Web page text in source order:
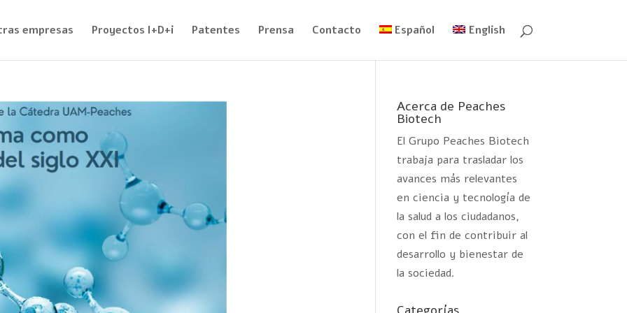
empresas Proyectos I+D+i Patentes Prensa Contacto Español English
Acerca de Peaches
Biotech
El Grupo Peaches Biotech
trabaja para trasladar los
avances más relevantes
en ciencia y tecnología de
la salud a los ciudadanos,
con el fin de contribuir al
desarrollo y bienestar de
la sociedad.